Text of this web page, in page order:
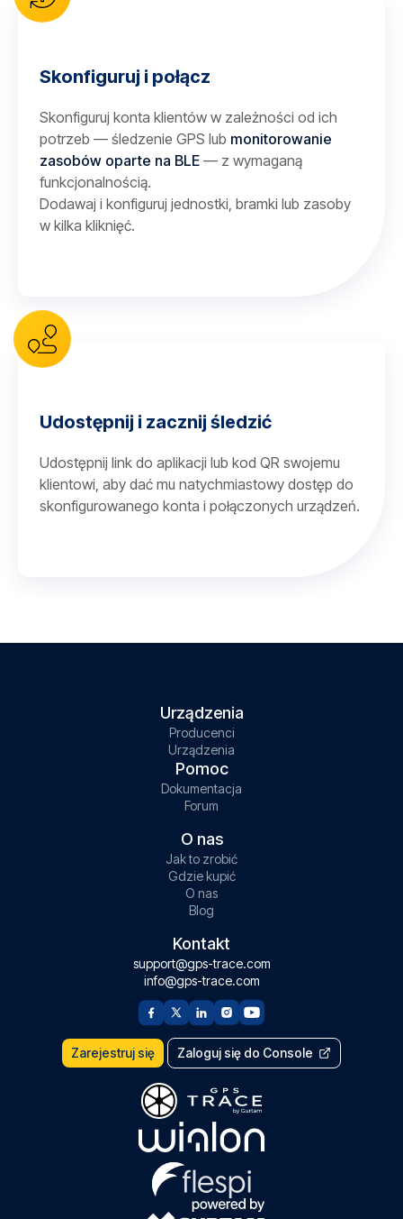
Skonfiguruj i połącz
Skonfiguruj konta klientów w zależności od ich
potrzeb — śledzenie GPS lub monitorowanie
zasobów oparte na BLE — z wymaganą
funkcjonalnością.
Dodawaj i konfiguruj jednostki, bramki lub zasoby
w kilka kliknięć.
Udostępnij i zacznij śledzić
Udostępnij link do aplikacji lub kod QR swojemu
klientowi, aby dać mu natychmiastowy dostęp do
skonfigurowanego konta i połączonych urządzeń.
Urządzenia
Producenci
Urządzenia
Pomoc
Dokumentacja
Forum
O nas
Jak to zrobić
Gdzie kupić
O nas
Blog
Kontakt
support@gps-trace.com
info@gps-trace.com
Zarejestruj się Zaloguj się do Console